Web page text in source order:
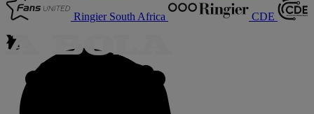
Ringier South Africa CDE